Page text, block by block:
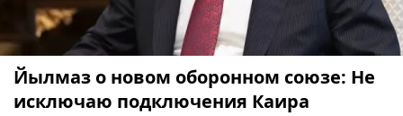
Йылмаз о новом оборонном союзе: Не
исключаю подключения Каира